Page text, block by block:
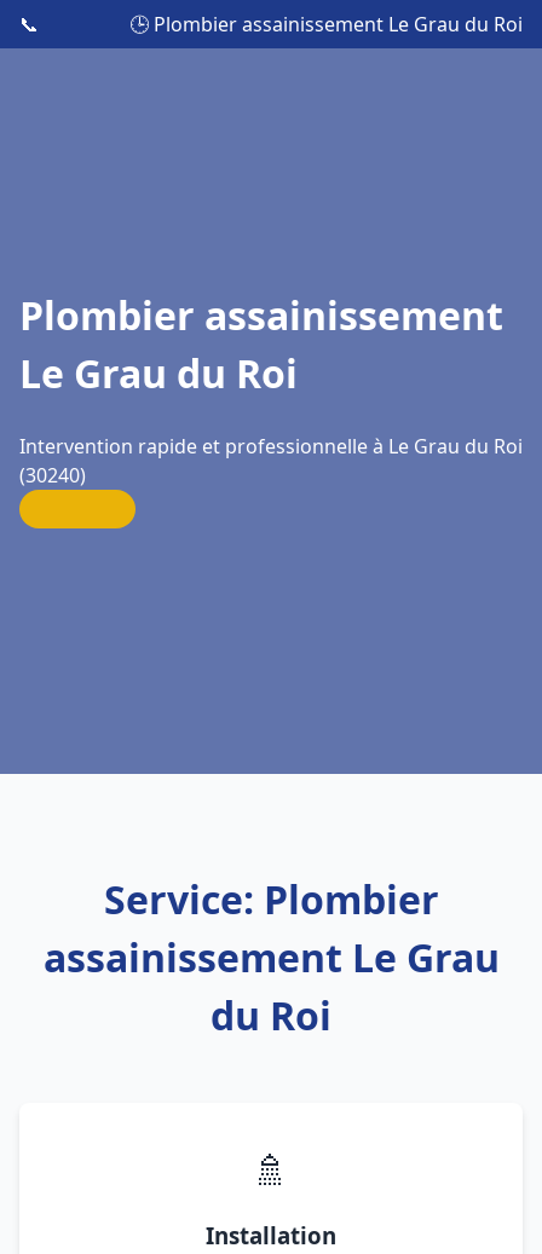
📞 🕒 Plombier assainissement Le Grau du Roi
Plombier assainissement
Le Grau du Roi
Intervention rapide et professionnelle à Le Grau du Roi
(30240)
Service: Plombier
assainissement Le Grau
du Roi
🚿
Installation